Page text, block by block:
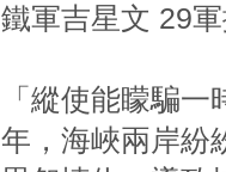
鐵軍吉星文 29
「縱使能矇騙
年，海峽兩岸紛